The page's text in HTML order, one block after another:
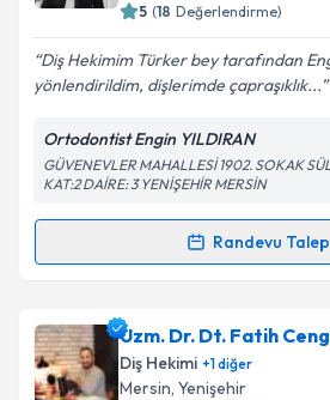
Kişisel verilerimin
kapsamda işlenmesini kabul
Takvim Talebini
5 (18 Değerlendirme)
Diş Hekimim Türker bey tarafından
yönlendirildim, dişlerimde çapraşıklık...
Ortodontist Engin YILDIRAN
GÜVENEVLER MAHALLESİ 1902. SOKAK
KAT:2 DAİRE: 3 YENİŞEHİR MERSİN
Randevu
Randevu Takvimi Talebi
Uzm. Dt. Engin YILDIRANiçin
oluşturun. Size bu uzmandan
takvim hazırlandığında e-posta
Uzm. Dr. Dt. Fatih
Diş Hekimi +1diğer
Mersin, Yenişehir